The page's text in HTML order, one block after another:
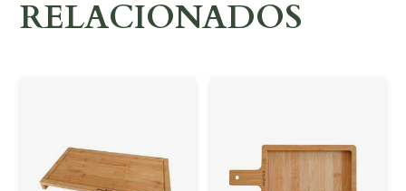
RELACIONADOS